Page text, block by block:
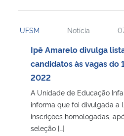
UFSM Notícia
Ipê Amarelo divulga
candidatos às vagas do
2022
A Unidade de Educação
informa que foi divulgada a
inscrições homologadas,
seleção […]